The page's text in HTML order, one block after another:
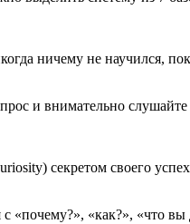
ничему не научился,
и внимательно
секретом своего
«почему?», «как?», «что